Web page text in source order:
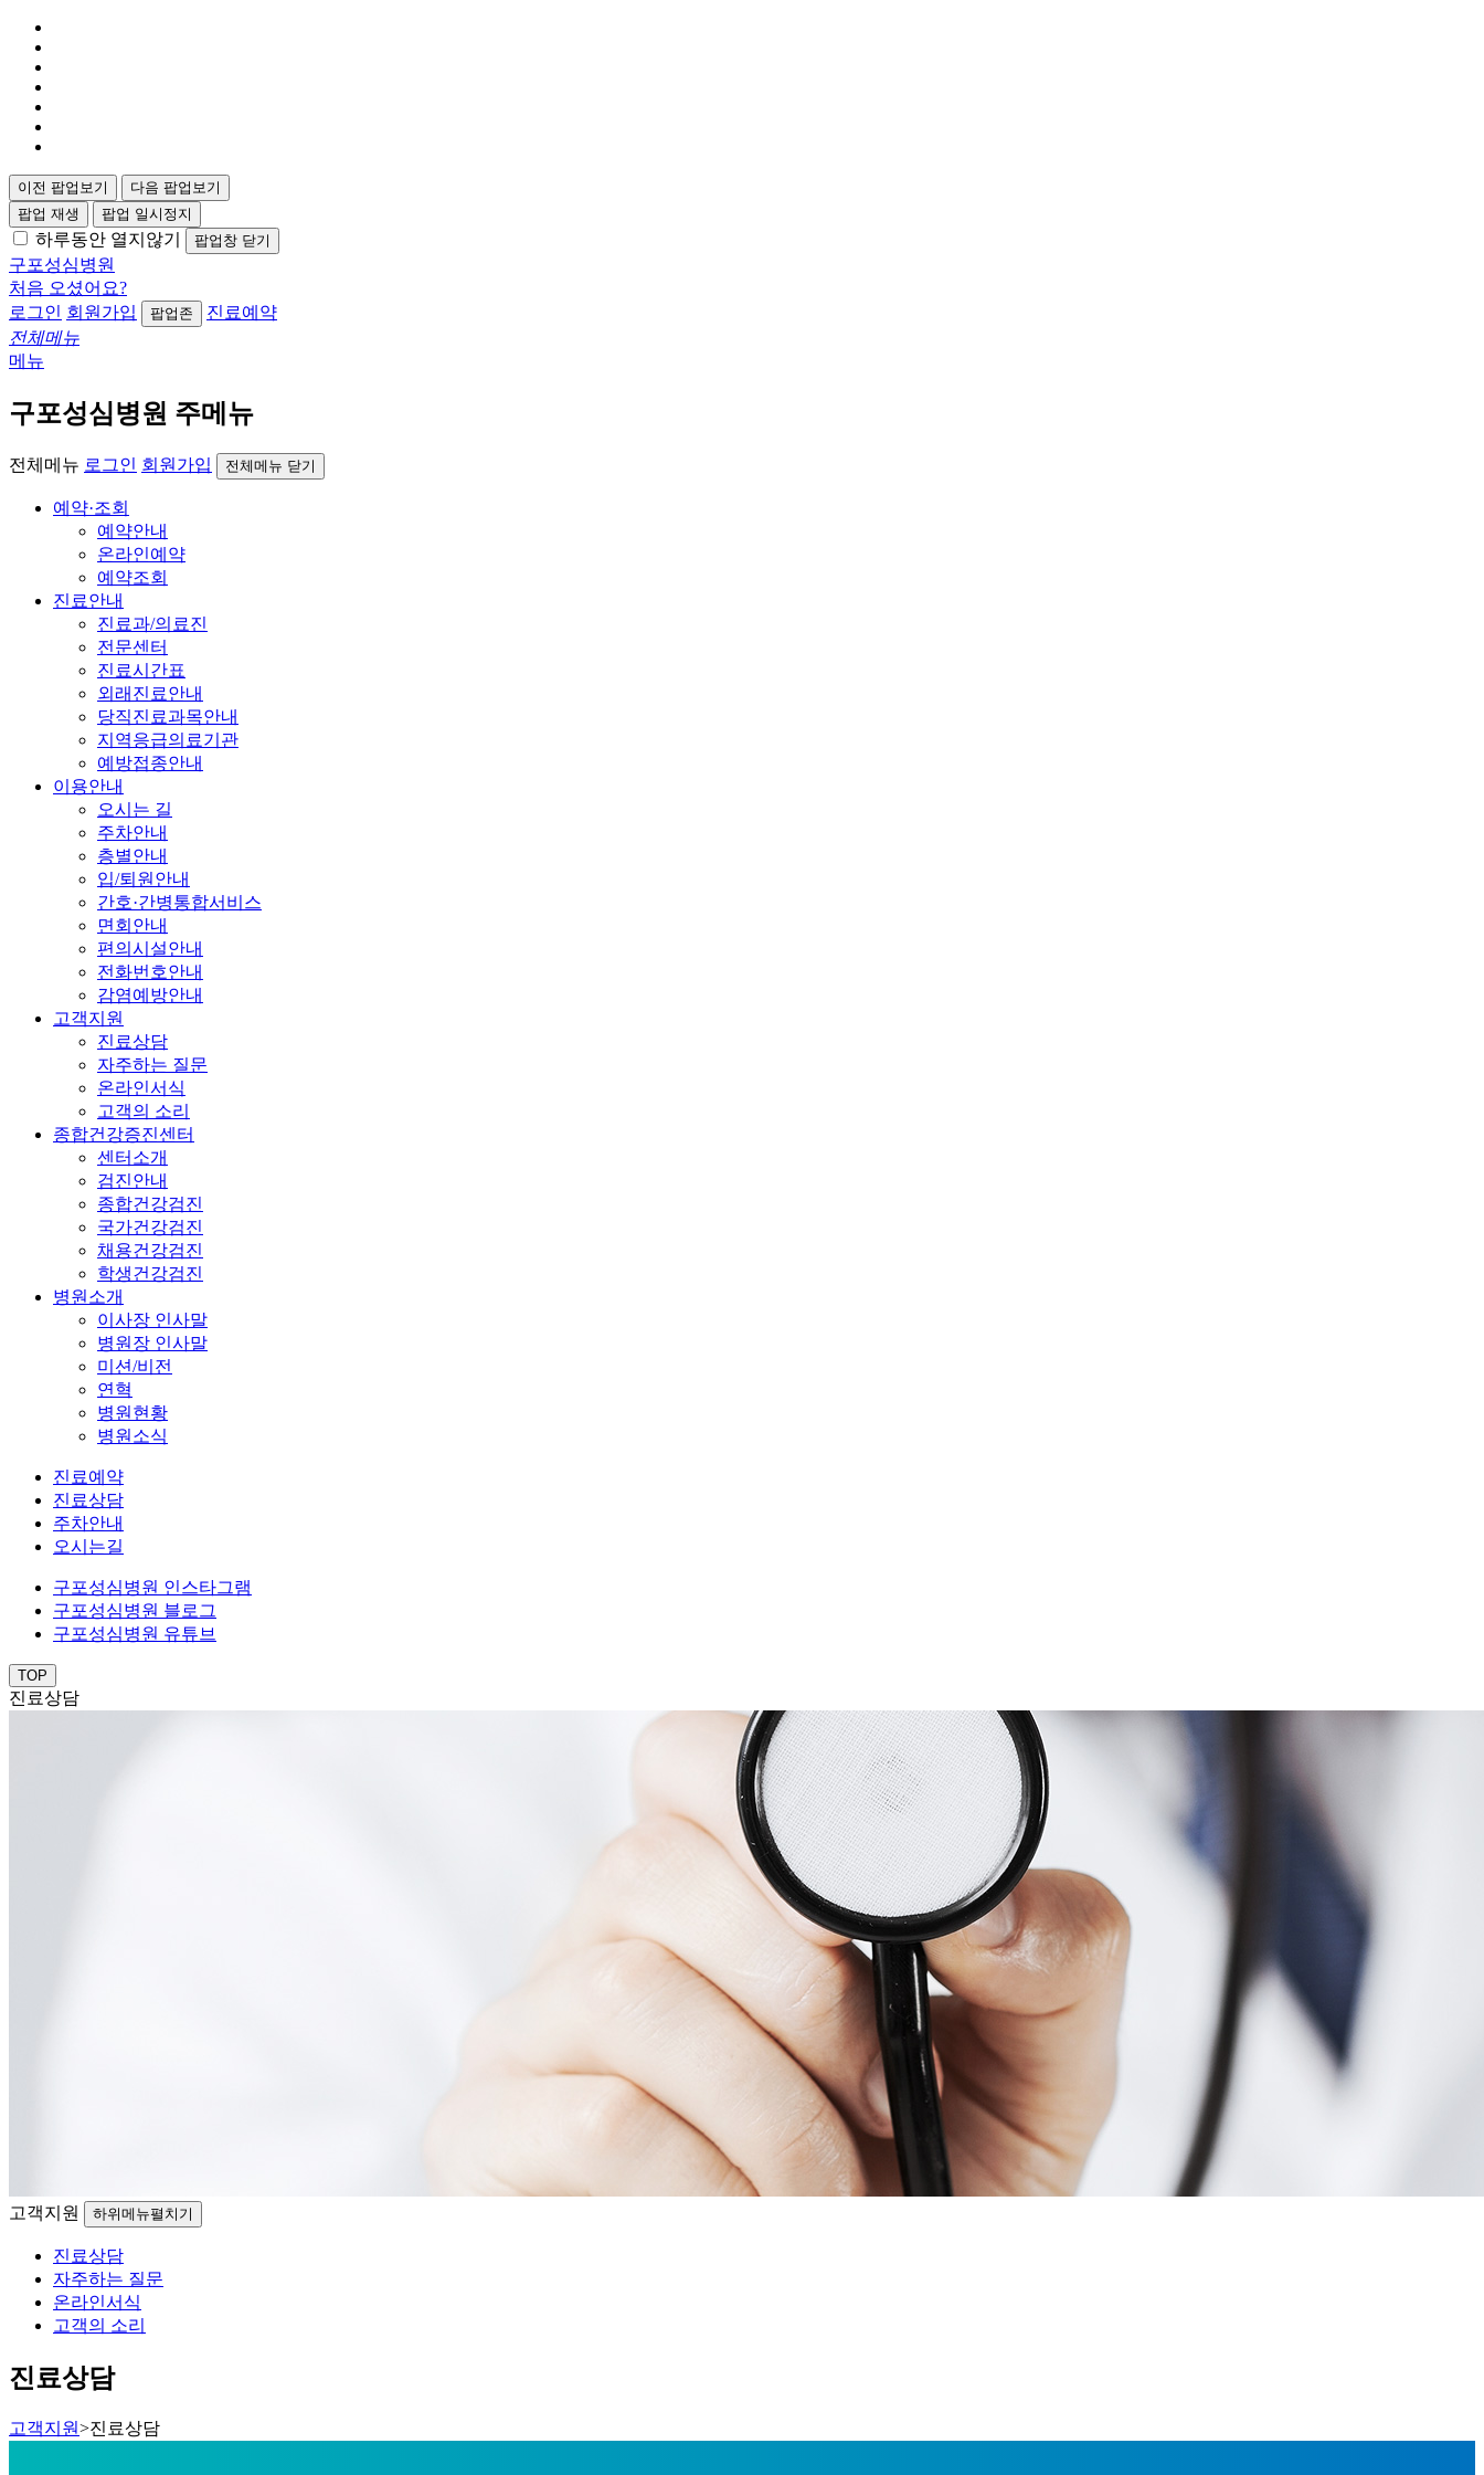
이전 팝업보기
다음 팝업보기
팝업 재생
팝업 일시정지
하루동안 열지않기 팝업창 닫기
구포성심병원
처음 오셨어요?
로그인 회원가입 팝업존
진료예약
전체메뉴
메뉴
구포성심병원 주메뉴
전체메뉴 로그인 회원가입 전체메뉴 닫기
예약·조회
예약안내
온라인예약
예약조회
진료안내
진료과/의료진
전문센터
진료시간표
외래진료안내
당직진료과목안내
지역응급의료기관
예방접종안내
이용안내
오시는 길
주차안내
층별안내
입/퇴원안내
간호·간병통합서비스
면회안내
편의시설안내
전화번호안내
감염예방안내
고객지원
진료상담
자주하는 질문
온라인서식
고객의 소리
종합건강증진센터
센터소개
검진안내
종합건강검진
국가건강검진
채용건강검진
학생건강검진
병원소개
이사장 인사말
병원장 인사말
미션/비전
연혁
병원현황
병원소식
진료예약
진료상담
주차안내
오시는길
구포성심병원 인스타그램
구포성심병원 블로그
구포성심병원 유튜브
TOP
진료상담
고객지원 하위메뉴펼치기
진료상담
자주하는 질문
온라인서식
고객의 소리
진료상담
고객지원>진료상담